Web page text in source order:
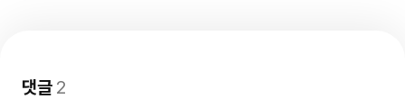
댓글2